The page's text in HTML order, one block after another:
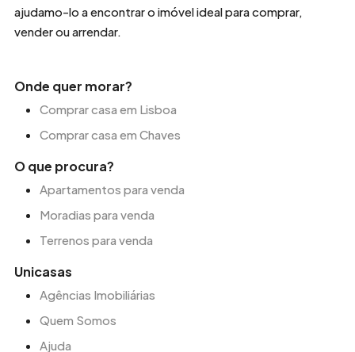
ajudamo-lo a encontrar o imóvel ideal para comprar,
vender ou arrendar.
Onde quer morar?
Comprar casa em Lisboa
Comprar casa em Chaves
O que procura?
Apartamentos para venda
Moradias para venda
Terrenos para venda
Unicasas
Agências Imobiliárias
Quem Somos
Ajuda